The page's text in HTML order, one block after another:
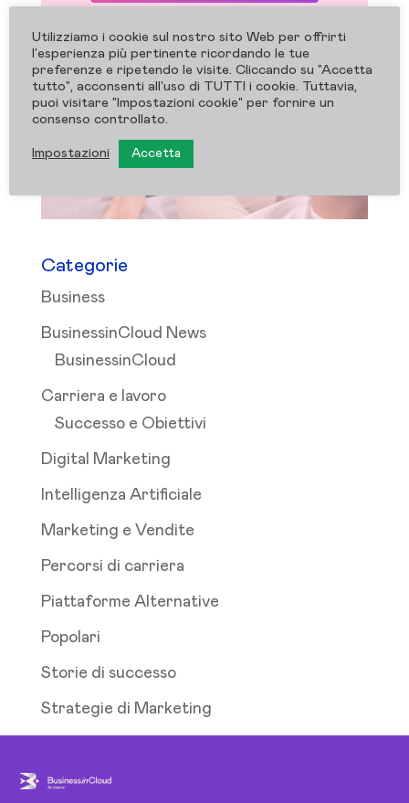
Categorie
Business
BusinessinCloud News
BusinessinCloud
Carriera e lavoro
Successo e Obiettivi
Digital Marketing
Intelligenza Artificiale
Marketing e Vendite
Percorsi di carriera
Piattaforme Alternative
Popolari
Storie di successo
Strategie di Marketing
Utilizziamo i cookie sul nostro sito Web per offrirti
l'esperienza più pertinente ricordando le tue
preferenze e ripetendo le visite. Cliccando su "Accetta
tutto", acconsenti all'uso di TUTTI i cookie. Tuttavia,
puoi visitare "Impostazioni cookie" per fornire un
consenso controllato.
Impostazioni Accetta